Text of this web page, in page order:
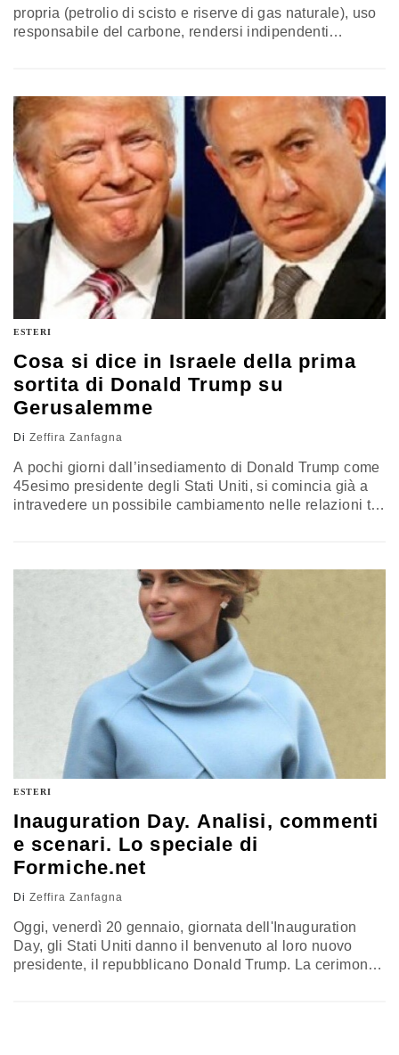
propria (petrolio di scisto e riserve di gas naturale), uso
responsabile del carbone, rendersi indipendenti
Plan", pubblicato da poche ore sul sito della Casa
Bianca. Un programma essenziale, ma in linea con
l’attitudine adottata…
ESTERI
Cosa si dice in Israele della prima
sortita di Donald Trump su
Gerusalemme
Di Zeffira Zanfagna
A pochi giorni dall’insediamento di Donald Trump come
45esimo presidente degli Stati Uniti, si comincia già a
intravedere un possibile cambiamento nelle relazioni tra
Sean Spicer, nuovo portavoce della Casa Bianca. Le
parole di Spicer arrivano dopo che per…
ESTERI
Inauguration Day. Analisi, commenti
e scenari. Lo speciale di
Formiche.net
Di Zeffira Zanfagna
Oggi, venerdì 20 gennaio, giornata dell'Inauguration
Day, gli Stati Uniti danno il benvenuto al loro nuovo
presidente, il repubblicano Donald Trump. La cerimonia